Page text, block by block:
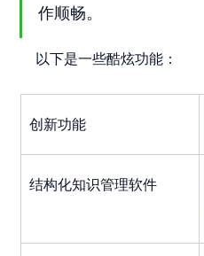
作顺畅。
以下是一些酷炫功能：
创新功能
结构化知识管理软件